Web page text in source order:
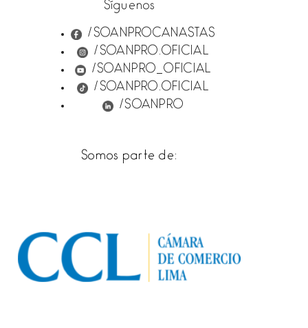
Síguenos
/SOANPROCANASTAS
/SOANPRO.OFICIAL
/SOANPRO_OFICIAL
/SOANPRO.OFICIAL
/SOANPRO
Somos parte de: